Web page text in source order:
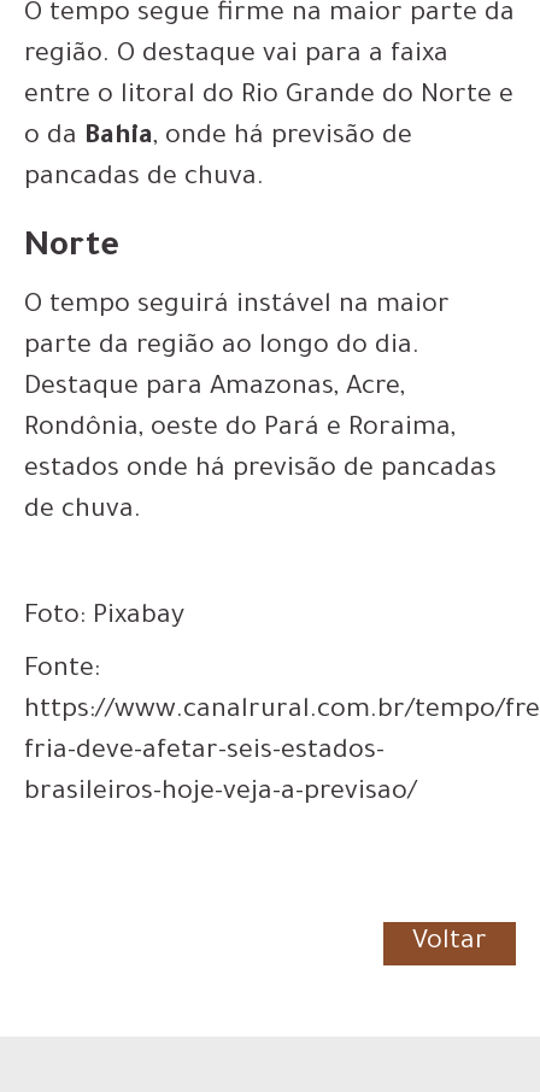
O tempo segue firme na maior parte da
região. O destaque vai para a faixa
entre o litoral do Rio Grande do Norte e
o da Bahia, onde há previsão de
pancadas de chuva.
Norte
O tempo seguirá instável na maior
parte da região ao longo do dia.
Destaque para Amazonas, Acre,
Rondônia, oeste do Pará e Roraima,
estados onde há previsão de pancadas
de chuva.
Foto: Pixabay
Fonte:
https://www.canalrural.com.br/tempo/
fria-deve-afetar-seis-estados-
brasileiros-hoje-veja-a-previsao/
Voltar